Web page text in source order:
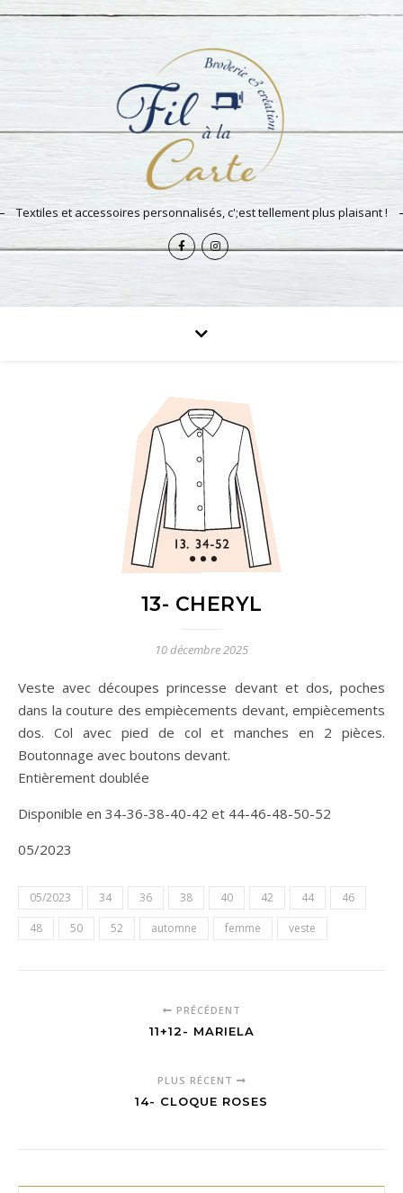
Textiles et accessoires personnalisés, c';est tellement plus plaisant !
13- CHERYL
10 décembre 2025
Veste avec découpes princesse devant et dos, poches
dans la couture des empiècements devant, empiècements
dos. Col avec pied de col et manches en 2 pièces.
Boutonnage avec boutons devant.
Entièrement doublée
Disponible en 34-36-38-40-42 et 44-46-48-50-52
05/2023
05/2023 34 36 38 40 42 44
46
48
50 52 automne femme veste
PRÉCÉDENT
11+12- MARIELA
PLUS RÉCENT
14- CLOQUE ROSES